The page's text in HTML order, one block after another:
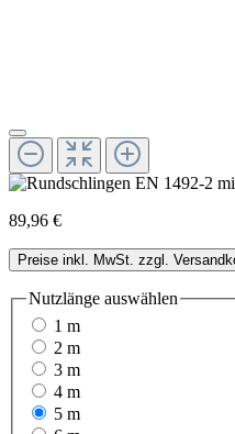
89,96 €
Preise inkl. MwSt. zzgl.
Nutzlänge auswählen
1 m
2 m
3 m
4 m
5 m